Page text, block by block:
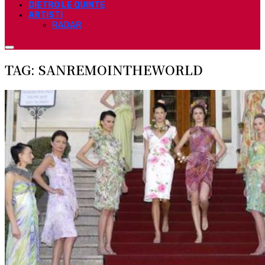
DIETRO LE QUINTE
ARTISTI
RADAR
TAG: SANREMOINTHEWORLD